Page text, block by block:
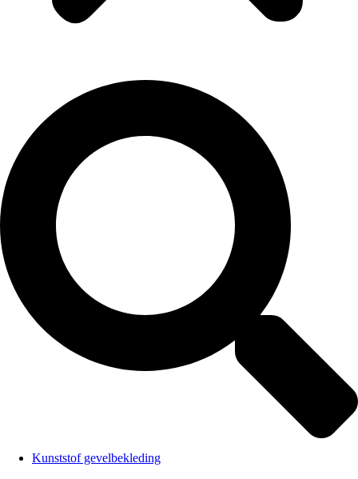
Kunststof gevelbekleding